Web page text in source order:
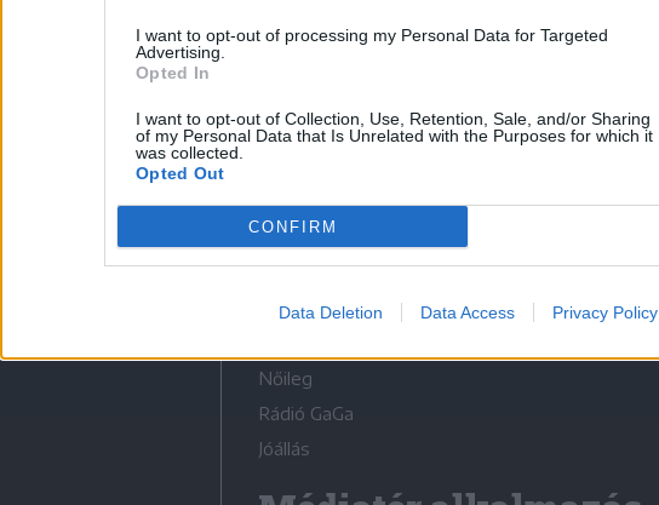
I want to opt-out of processing my Personal Data for Targeted
Advertising.
Opted In
I want to opt-out of Collection, Use, Retention, Sale, and/or Sharing
of my Personal Data that Is Unrelated with the Purposes for which it
was collected.
Opted Out
CONFIRM
Data Deletion Data Access Privacy Policy
Médiatér
Liget
Krónika
Bihari Napló
Erdélyi Napló
Nőileg
Rádió GaGa
Jóállás